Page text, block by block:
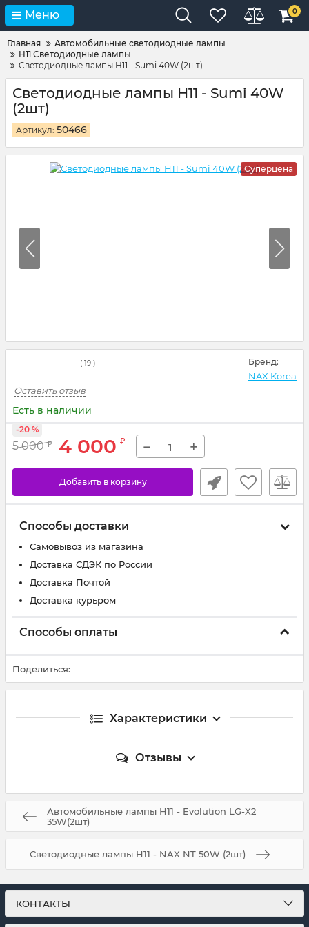
Меню 0
Главная
Автомобильные светодиодные лампы
H11 Светодиодные лампы
Светодиодные лампы H11 - Sumi 40W (2шт)
Светодиодные лампы H11 - Sumi 40W
(2шт)
Артикул: 50466
Суперцена
( 19 ) Бренд:
NAX Korea
Оставить отзыв
Есть в наличии
5 000 ₽ 4 000 ₽
-20 %
− +
Добавить в корзину
Способы доставки
Самовывоз из магазина
Доставка СДЭК по России
Доставка Почтой
Доставка курьром
Способы оплаты
Поделиться:
Характеристики
Отзывы
Автомобильные лампы H11 - Evolution LG-X2
35W(2шт)
Светодиодные лампы H11 - NAX NT 50W (2шт)
КОНТАКТЫ